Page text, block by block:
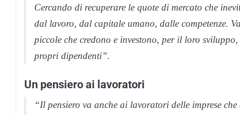
Cercando di recuperare le quote di mercato che
dal lavoro, dal capitale umano, dalle competenze.
piccole che credono e investono, per il loro
propri dipendenti”.
Un pensiero ai lavoratori
“Il pensiero va anche ai lavoratori delle imprese